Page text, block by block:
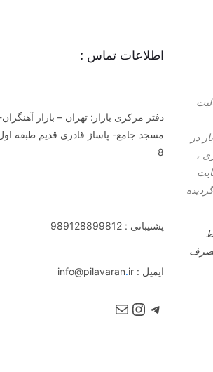
در سال 1368 فعالیت
در
،
مصرف
اطلاعات تماس :
دفتر مرکزی بازار: تهران – بازار
مسجد جامع- پاساژ قادری قدیم طبقه
8
پشتیبانی : 989128899812
ایمیل : info@pilavaran .ir
تلگرام
اینستاگرم
ایمیل